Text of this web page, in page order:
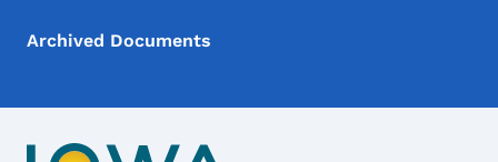
Archived Documents